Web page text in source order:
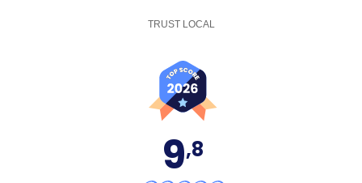
TRUST LOCAL
9,8